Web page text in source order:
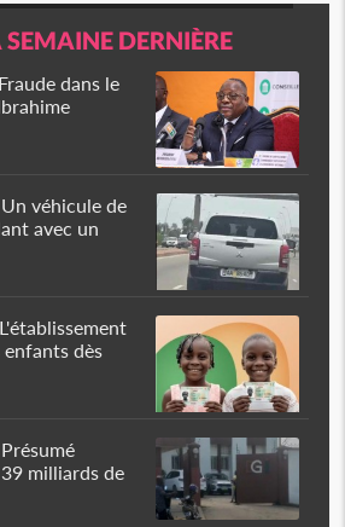
SEMAINE DERNIÈRE
dans le
véhicule de
avec un
dès
milliards de